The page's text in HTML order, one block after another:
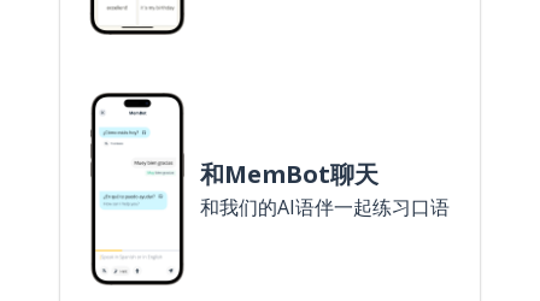
和MemBot聊天
和我们的AI语伴一起练习口语